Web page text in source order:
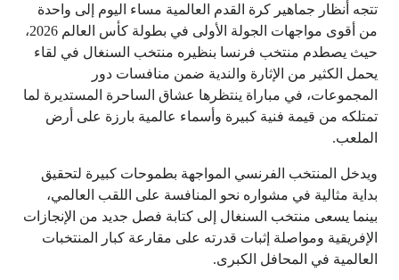
تتجه أنظار جماهير كرة القدم العالمية مساء اليوم إلى واحدة
من أقوى مواجهات الجولة الأولى في بطولة كأس العالم 2026،
حيث يصطدم منتخب فرنسا بنظيره منتخب السنغال في لقاء
يحمل الكثير من الإثارة والندية ضمن منافسات دور
المجموعات، في مباراة ينتظرها عشاق الساحرة المستديرة لما
تمتلكه من قيمة فنية كبيرة وأسماء عالمية بارزة على أرض
الملعب.
ويدخل المنتخب الفرنسي المواجهة بطموحات كبيرة لتحقيق
بداية مثالية في مشواره نحو المنافسة على اللقب العالمي،
بينما يسعى منتخب السنغال إلى كتابة فصل جديد من الإنجازات
الإفريقية ومواصلة إثبات قدرته على مقارعة كبار المنتخبات
العالمية في المحافل الكبرى.